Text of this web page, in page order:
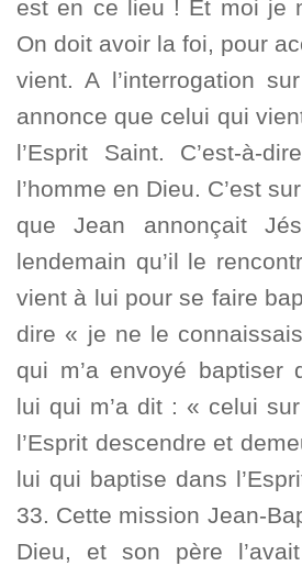
est en ce lieu ! Et moi je
On doit avoir la foi, pour
vient. A l’interrogation
annonce que celui qui
l’Esprit Saint. C’est-à-
l’homme en Dieu. C’est
que Jean annonçait
lendemain qu’il le
vient à lui pour se faire
dire « je ne le
qui m’a envoyé baptiser
lui qui m’a dit : « celui
l’Esprit descendre et
lui qui baptise dans
33. Cette mission Jean-
Dieu, et son père